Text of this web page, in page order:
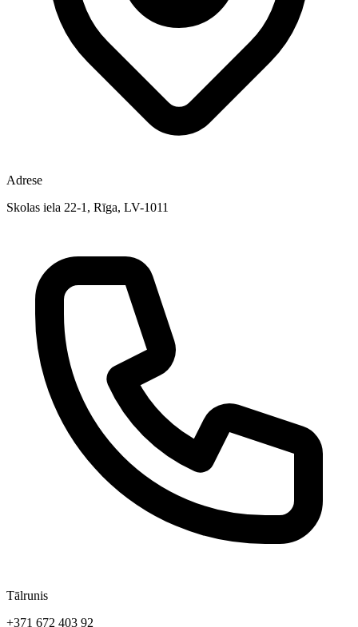
Adrese
Skolas iela 22-1, Rīga, LV-1011
Tālrunis
+371 672 403 92